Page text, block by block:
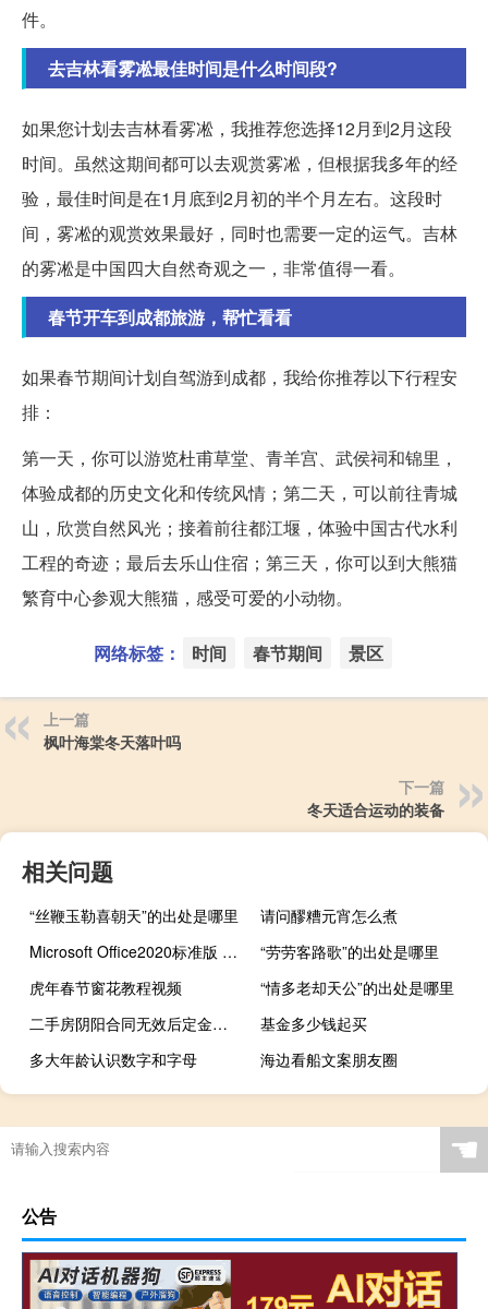
件。
去吉林看雾凇最佳时间是什么时间段?
如果您计划去吉林看雾凇，我推荐您选择12月到2月这段
时间。虽然这期间都可以去观赏雾凇，但根据我多年的经
验，最佳时间是在1月底到2月初的半个月左右。这段时
间，雾凇的观赏效果最好，同时也需要一定的运气。吉林
的雾凇是中国四大自然奇观之一，非常值得一看。
春节开车到成都旅游，帮忙看看
如果春节期间计划自驾游到成都，我给你推荐以下行程安
排：
第一天，你可以游览杜甫草堂、青羊宫、武侯祠和锦里，
体验成都的历史文化和传统风情；第二天，可以前往青城
山，欣赏自然风光；接着前往都江堰，体验中国古代水利
工程的奇迹；最后去乐山住宿；第三天，你可以到大熊猫
繁育中心参观大熊猫，感受可爱的小动物。
网络标签： 时间 春节期间 景区
上一篇
枫叶海棠冬天落叶吗
下一篇
冬天适合运动的装备
相关问题
“丝鞭玉勒喜朝天”的出处是哪里
请问醪糟元宵怎么煮
Microsoft Office2020标准版 32/64位 最新正式版（Microsoft Office2020标准版 32/64位 最新正式版功能简介）
“劳劳客路歌”的出处是哪里
虎年春节窗花教程视频
“情多老却天公”的出处是哪里
二手房阴阳合同无效后定金怎么算
基金多少钱起买
多大年龄认识数字和字母
海边看船文案朋友圈
☚
公告